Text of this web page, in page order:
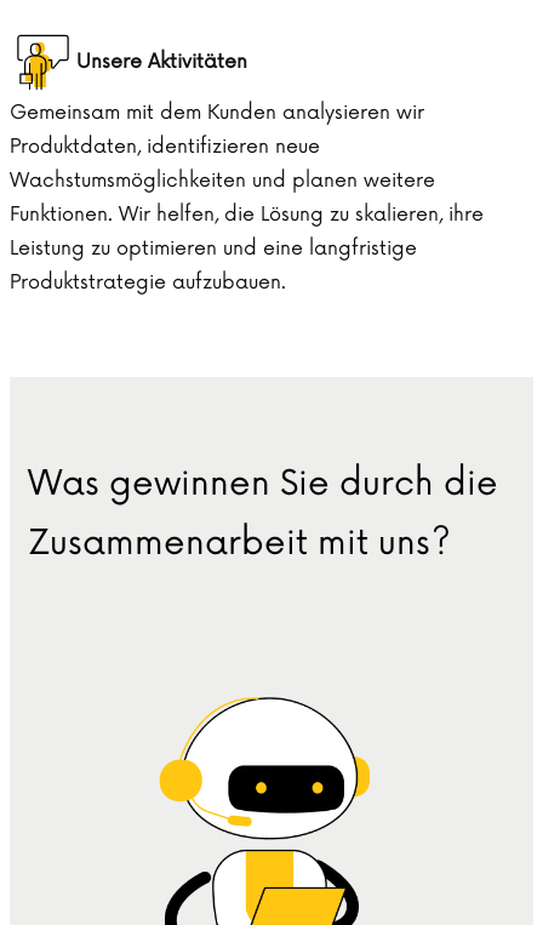
Unsere Aktivitäten
Gemeinsam mit dem Kunden analysieren wir
Produktdaten, identifizieren neue
Wachstumsmöglichkeiten und planen weitere
Funktionen. Wir helfen, die Lösung zu skalieren, ihre
Leistung zu optimieren und eine langfristige
Produktstrategie aufzubauen.
Was gewinnen Sie durch die
Zusammenarbeit mit uns?